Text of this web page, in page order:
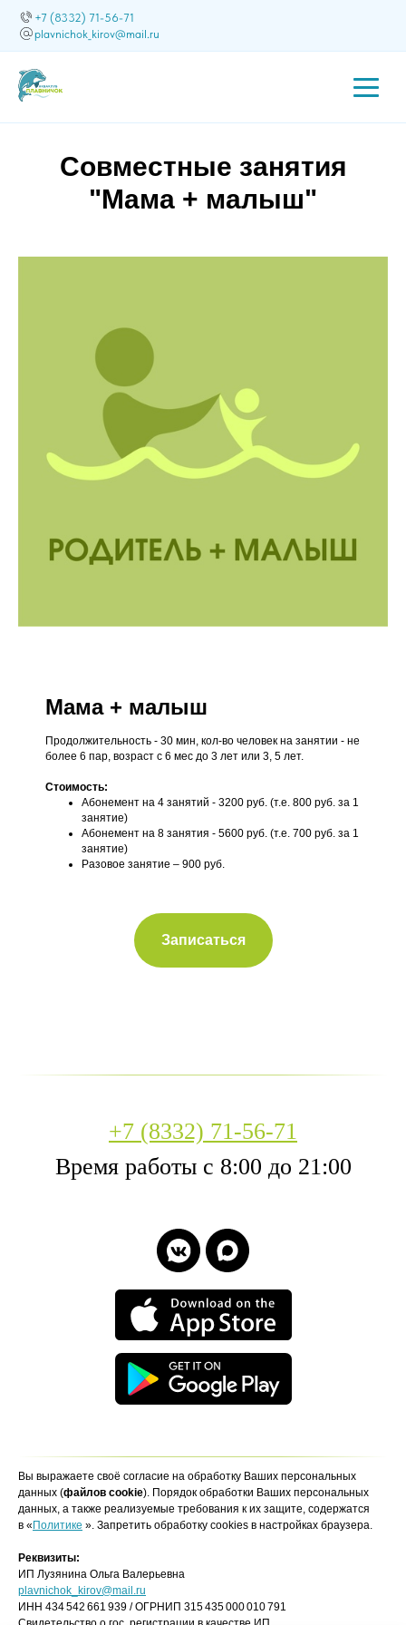
+7 (8332) 71-56-71
plavnichok_kirov@mail.ru
Совместные занятия
"Мама + малыш"
Мама + малыш
Продолжительность - 30 мин, кол-во человек на занятии - не
более 6 пар, возраст с 6 мес до 3 лет или 3, 5 лет.
Стоимость:
Абонемент на 4 занятий - 3200 руб. (т.е. 800 руб. за 1
занятие)
Абонемент на 8 занятия - 5600 руб. (т.е. 700 руб. за 1
занятие)
Разовое занятие – 900 руб.
Записаться
+7 (8332) 71-56-71
Время работы с 8:00 до 21:00
Вы выражаете своё согласие на обработку Ваших персональных
данных (файлов cookie). Порядок обработки Ваших персональных
данных, а также реализуемые требования к их защите, содержатся
в « Политике ». Запретить обработку cookies в настройках браузера.
Реквизиты:
ИП Лузянина Ольга Валерьевна
plavnichok_kirov@mail.ru
ИНН 434 542 661 939 / ОГРНИП 315 435 000 010 791